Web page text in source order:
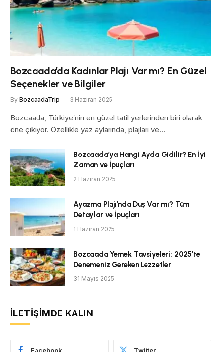
Bozcaada’da Kadınlar Plajı Var mı? En Güzel
Seçenekler ve Bilgiler
By BozcaadaTrip 3 Haziran 2025
Bozcaada, Türkiye’nin en güzel tatil yerlerinden biri olarak
öne çıkıyor. Özellikle yaz aylarında, plajları ve…
Bozcaada’ya Hangi Ayda Gidilir? En İyi
Zaman ve İpuçları
2 Haziran 2025
Ayazma Plajı’nda Duş Var mı? Tüm
Detaylar ve İpuçları
1 Haziran 2025
Bozcaada Yemek Tavsiyeleri: 2025’te
Denemeniz Gereken Lezzetler
31 Mayıs 2025
İLETIŞIMDE KALIN
Facebook Twitter